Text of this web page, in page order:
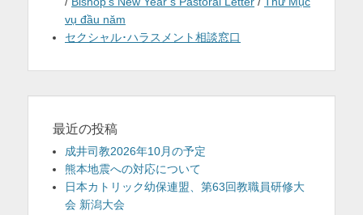
vụ đầu năm
セクシャル･ハラスメント相談窓口
最近の投稿
成井司教2026年10月の予定
熊本地震への対応について
日本カトリック幼保連盟、第63回教職員研修大
会 新潟大会